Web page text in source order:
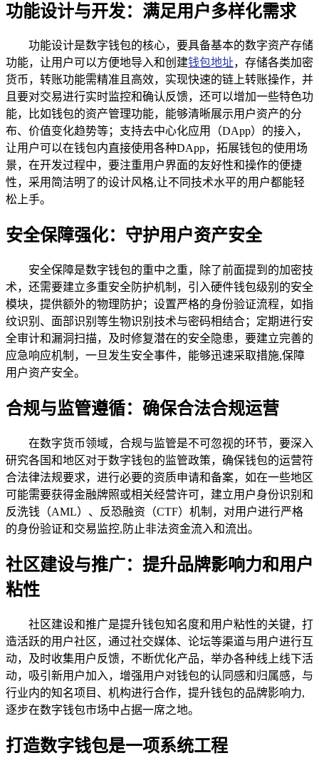
功能设计与开发：满足用户多样化需求
功能设计是数字钱包的核心，要具备基本的数字资产存储
功能，让用户可以方便地导入和创建钱包地址，存储各类加密
货币，转账功能需精准且高效，实现快速的链上转账操作，并
且要对交易进行实时监控和确认反馈，还可以增加一些特色功
能，比如钱包的资产管理功能，能够清晰展示用户资产的分
布、价值变化趋势等；支持去中心化应用（DApp）的接入，
让用户可以在钱包内直接使用各种DApp，拓展钱包的使用场
景，在开发过程中，要注重用户界面的友好性和操作的便捷
性，采用简洁明了的设计风格,让不同技术水平的用户都能轻
松上手。
安全保障强化：守护用户资产安全
安全保障是数字钱包的重中之重，除了前面提到的加密技
术，还需要建立多重安全防护机制，引入硬件钱包级别的安全
模块，提供额外的物理防护；设置严格的身份验证流程，如指
纹识别、面部识别等生物识别技术与密码相结合；定期进行安
全审计和漏洞扫描，及时修复潜在的安全隐患，要建立完善的
应急响应机制，一旦发生安全事件，能够迅速采取措施,保障
用户资产安全。
合规与监管遵循：确保合法合规运营
在数字货币领域，合规与监管是不可忽视的环节，要深入
研究各国和地区对于数字钱包的监管政策，确保钱包的运营符
合法律法规要求，进行必要的资质申请和备案，如在一些地区
可能需要获得金融牌照或相关经营许可，建立用户身份识别和
反洗钱（AML）、反恐融资（CTF）机制，对用户进行严格
的身份验证和交易监控,防止非法资金流入和流出。
社区建设与推广：提升品牌影响力和用户
粘性
社区建设和推广是提升钱包知名度和用户粘性的关键，打
造活跃的用户社区，通过社交媒体、论坛等渠道与用户进行互
动，及时收集用户反馈，不断优化产品，举办各种线上线下活
动，吸引新用户加入，增强用户对钱包的认同感和归属感，与
行业内的知名项目、机构进行合作，提升钱包的品牌影响力,
逐步在数字钱包市场中占据一席之地。
打造数字钱包是一项系统工程